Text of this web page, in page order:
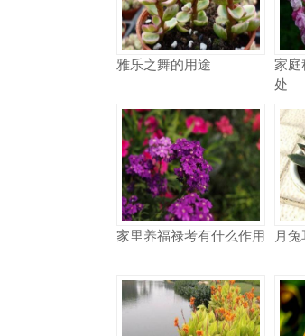
雅乐之舞的用途
家庭
处
家里养福禄考有什么作用 月